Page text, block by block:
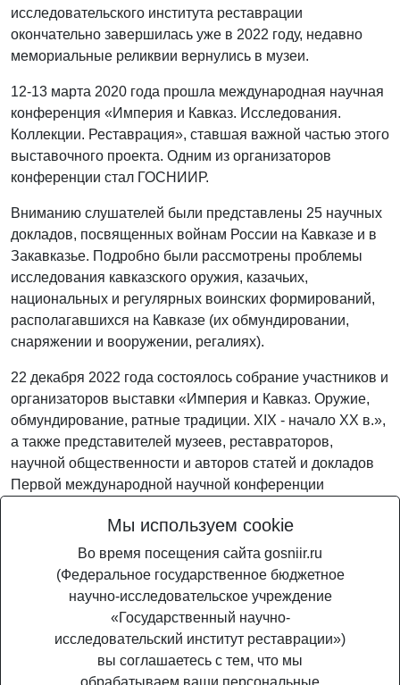
исследовательского института реставрации
окончательно завершилась уже в 2022 году, недавно
мемориальные реликвии вернулись в музеи.
12-13 марта 2020 года прошла международная научная
конференция «Империя и Кавказ. Исследования.
Коллекции. Реставрация», ставшая важной частью этого
выставочного проекта. Одним из организаторов
конференции стал ГОСНИИР.
Вниманию слушателей были представлены 25 научных
докладов, посвященных войнам России на Кавказе и в
Закавказье. Подробно были рассмотрены проблемы
исследования кавказского оружия, казачьих,
национальных и регулярных воинских формирований,
располагавшихся на Кавказе (их обмундировании,
снаряжении и вооружении, регалиях).
22 декабря 2022 года состоялось собрание участников и
организаторов выставки «Империя и Кавказ. Оружие,
обмундирование, ратные традиции. XIX - начало XX в.»,
а также представителей музеев, реставраторов,
научной общественности и авторов статей и докладов
Первой международной научной конференции
Реставрация». На собрании были представлены
сигнальные экземпляры сборника конференции.
Основной тираж (всего 300 экз.) будет выпущен в
январе, тогда же начнется рассылка сборника авторам и
организациям, участвующим в конференции.
Мы используем cookie
Во время посещения сайта gosniir.ru
(Федеральное государственное бюджетное
научно-исследовательское учреждение
«Государственный научно-
исследовательский институт реставрации»)
вы соглашаетесь с тем, что мы
обрабатываем ваши персональные